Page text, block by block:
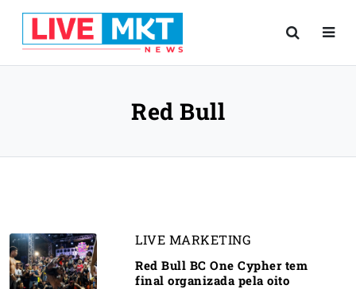
Red Bull
LIVE MARKETING
Red Bull BC One Cypher tem
final organizada pela oito